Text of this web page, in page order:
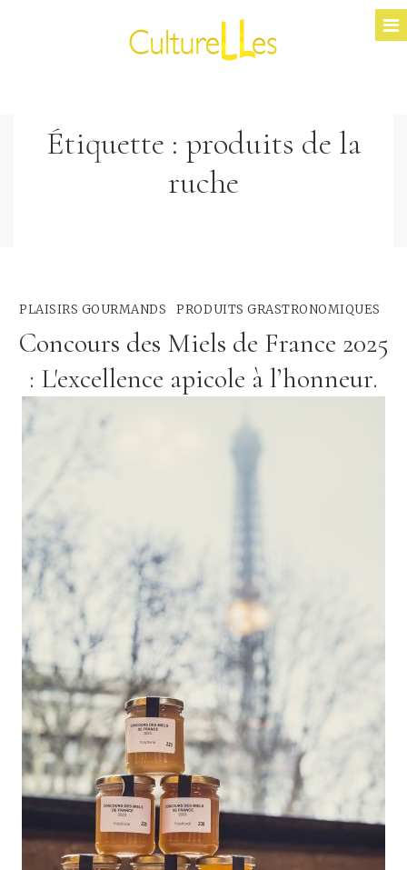
Étiquette : produits de la
ruche
PLAISIRS GOURMANDS PRODUITS GRASTRONOMIQUES
Concours des Miels de France 2025
: L'excellence apicole à l’honneur.